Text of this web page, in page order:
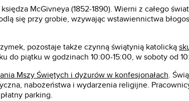
McGivneya (1852-1890). Wierni z całego
się przy grobie, wzywając wstawiennictwa
pozostaje także czynną świątynią katolicką
do piątku w godzinach 10:00-15:00, w soboty od
Mszy Świętych i dyżurów w konfesjonałach.
nabożeństwa i wydarzenia religijne.
parking.